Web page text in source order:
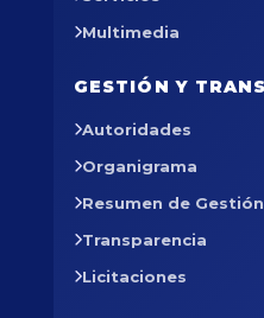
Multimedia
GESTIÓN Y
Autoridades
Organigrama
Resumen de Gestión
Transparencia
Licitaciones